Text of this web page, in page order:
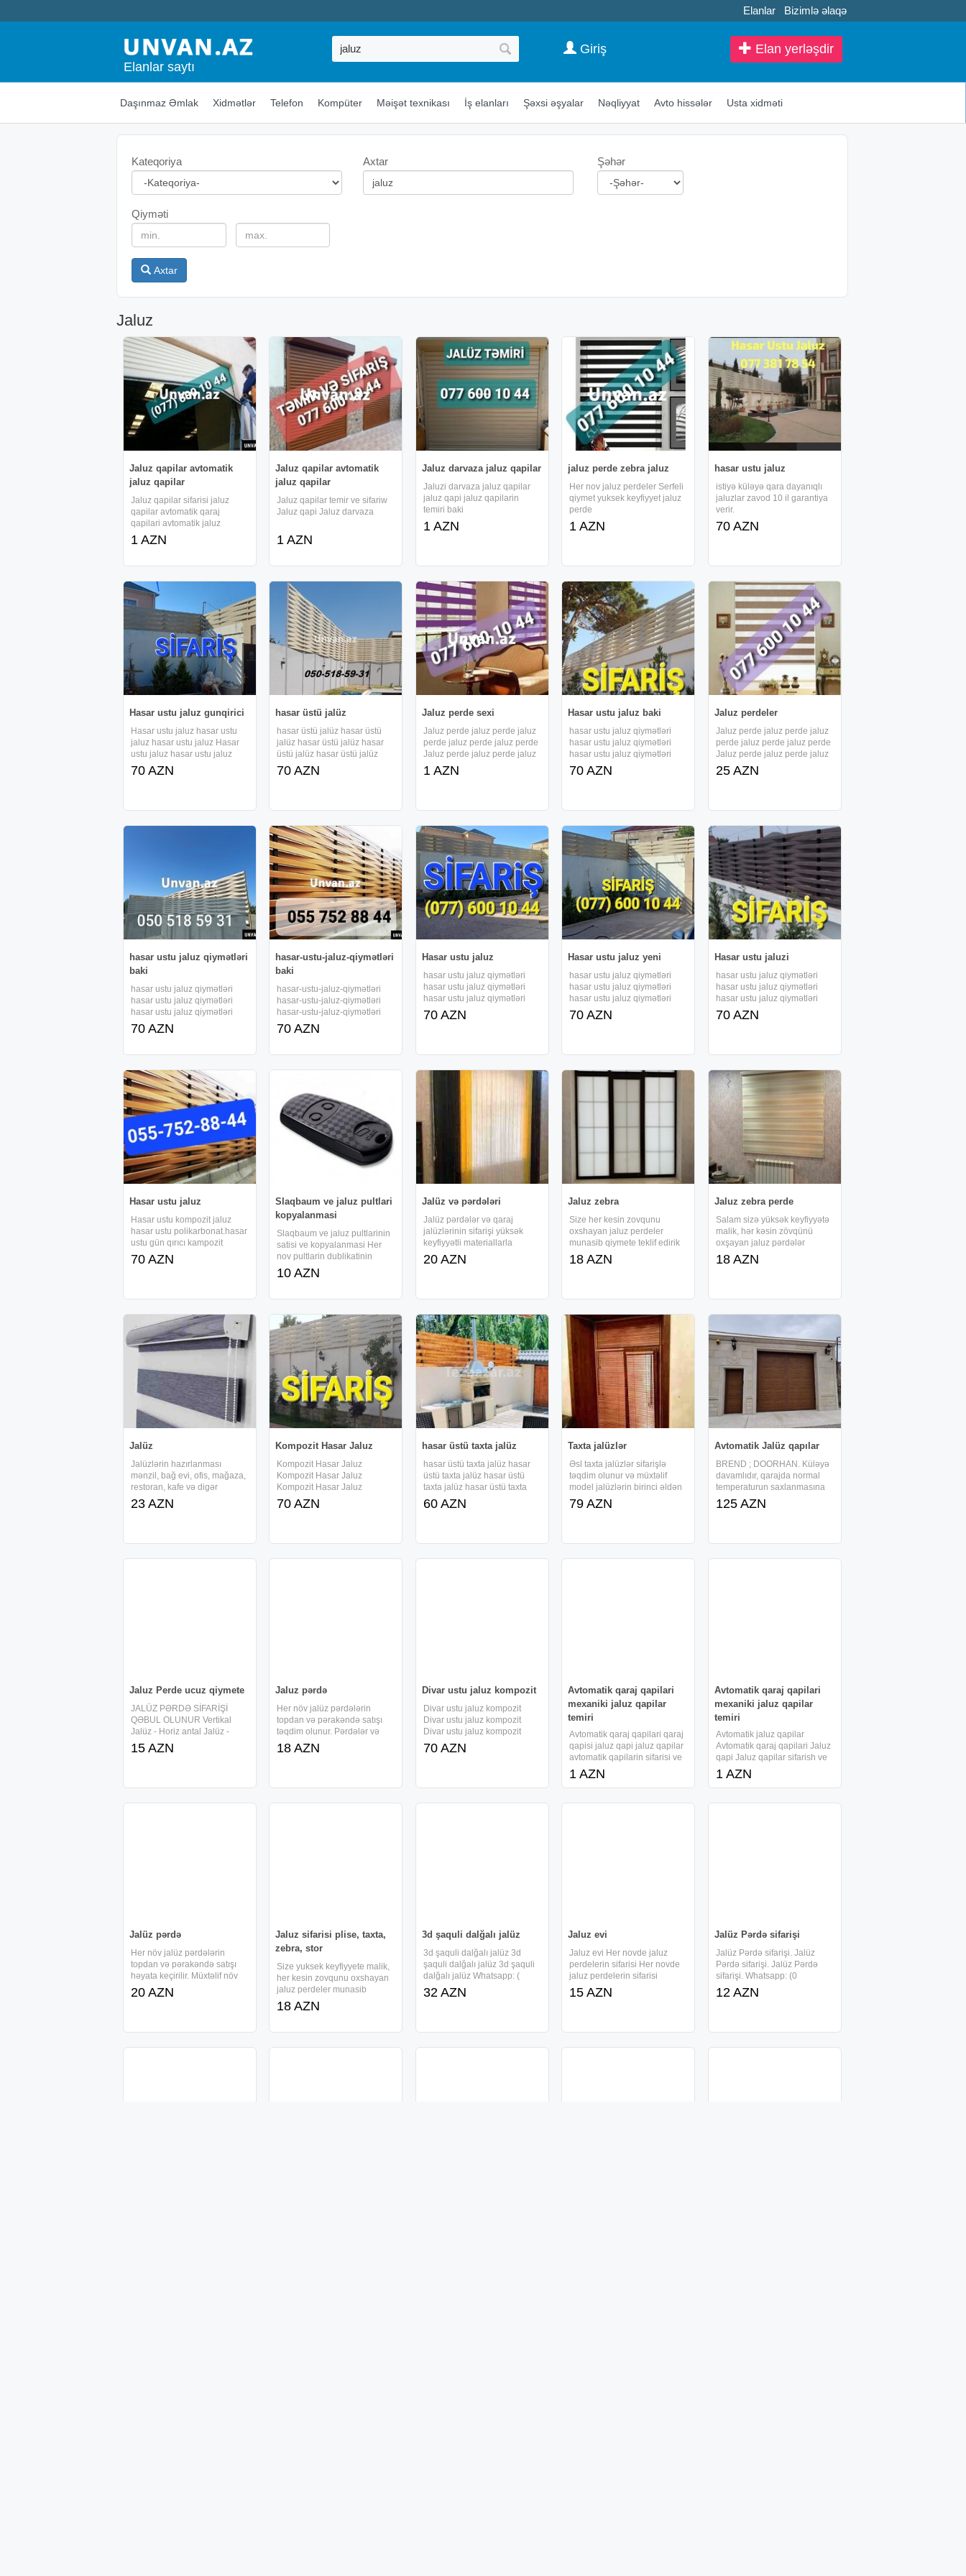
Elanlar Bizimlə əlaqə
Elanlar saytı
Elan yerləşdir
Giriş
Daşınmaz Əmlak Xidmətlər Telefon Kompüter Məişət texnikası İş elanları Şəxsi əşyalar Nəqliyyat Avto hissələr Usta xidməti
Kateqoriya Axtar Şəhər
Qiyməti
Axtar
Jaluz
Jaluz qapilar avtomatik
jaluz qapilar
Jaluz qapilar sifarisi jaluz
qapilar avtomatik qaraj
qapilari avtomatik jaluz
qapilar
1 AZN
Jaluz qapilar avtomatik
jaluz qapilar
Jaluz qapilar temir ve sifariw
Jaluz qapi Jaluz darvaza
1 AZN
Jaluz darvaza jaluz qapilar
Jaluzi darvaza jaluz qapilar
jaluz qapi jaluz qapilarin
temiri baki
1 AZN
jaluz perde zebra jaluz
Her nov jaluz perdeler Serfeli
qiymet yuksek keyfiyyet jaluz
perde
1 AZN
hasar ustu jaluz
istiyə küləyə qara dayanıqlı
jaluzlar zavod 10 il garantiya
verir.
70 AZN
Hasar ustu jaluz gunqirici
Hasar ustu jaluz hasar ustu
jaluz hasar ustu jaluz Hasar
ustu jaluz hasar ustu jaluz
hasar ustu jaluz Hasar ustu
jaluz hasar ustu jaluz hasar
jaluz Hasar ustu
70 AZN
hasar üstü jalüz
hasar üstü jalüz hasar üstü
jalüz hasar üstü jalüz hasar
üstü jalüz hasar üstü jalüz
hasar üstü jalüz hasar üstü
jalüz hasar üstü jalüz hasar
jalüz hasar üstü
70 AZN
Jaluz perde sexi
Jaluz perde jaluz perde jaluz
perde jaluz perde jaluz perde
Jaluz perde jaluz perde jaluz
perde jaluz perde jaluz perde
Jaluz perde jaluz perde jaluz
zebra
1 AZN
Hasar ustu jaluz baki
hasar ustu jaluz qiymətləri
hasar ustu jaluz qiymətləri
hasar ustu jaluz qiymətləri
hasar ustu jaluz qiymətləri
hasar ustu jaluz qiymətləri
qiymətləri hasar ustu
70 AZN
Jaluz perdeler
Jaluz perde jaluz perde jaluz
perde jaluz perde jaluz perde
Jaluz perde jaluz perde jaluz
perde jaluz perde jaluz perde
Jaluz perde jaluz perde jaluz
zebra
25 AZN
hasar ustu jaluz qiymətləri
baki
hasar ustu jaluz qiymətləri
hasar ustu jaluz qiymətləri
hasar ustu jaluz qiymətləri
hasar ustu jaluz qiymətləri
hasar ustu jaluz qiymətləri
qiymətləri hasar ustu
70 AZN
hasar-ustu-jaluz-qiymətləri
baki
hasar-ustu-jaluz-qiymətləri
hasar-ustu-jaluz-qiymətləri
hasar-ustu-jaluz-qiymətləri
hasar-ustu-jaluz-qiymətləri
hasar-ustu-jaluz-qiymətləri
kompozit jaluz hasar ustu
70 AZN
Hasar ustu jaluz
hasar ustu jaluz qiymətləri
hasar ustu jaluz qiymətləri
hasar ustu jaluz qiymətləri
hasar ustu jaluz qiymətləri
hasar ustu jaluz qiymətləri
qiymətləri hasar ustu
70 AZN
Hasar ustu jaluz yeni
hasar ustu jaluz qiymətləri
hasar ustu jaluz qiymətləri
hasar ustu jaluz qiymətləri
hasar ustu jaluz qiymətləri
hasar ustu jaluz qiymətləri
qiymətləri hasar ustu
70 AZN
Hasar ustu jaluzi
hasar ustu jaluz qiymətləri
hasar ustu jaluz qiymətləri
hasar ustu jaluz qiymətləri
hasar ustu jaluz qiymətləri
hasar ustu jaluz qiymətləri
qiymətləri hasar ustu
70 AZN
Hasar ustu jaluz
Hasar ustu kompozit jaluz
hasar ustu polikarbonat.hasar
ustu gün qırıcı kampozit
hasarlar hasar ustu jaluz
qiymətləri hasar ustu jaluz
kompozit jaluz hasar ustu
70 AZN
Slaqbaum ve jaluz pultlari
kopyalanmasi
Slaqbaum ve jaluz pultlarinin
satisi ve kopyalanmasi Her
nov pultlarin dublikatinin
cixardilmasi Etrafli melumat
ucun zenq edin whatsapp
slaqbaum pultu, jaluz pultu,
10 AZN
Jalüz və pərdələri
Jalüz pərdələr və qaraj
jalüzlərinin sifarişi yüksək
keyfiyyətli materiallarla
həyata keçirilir. Müxtəlif növ
jalüz və pərdə modelləri
xidməti təmin edilir.
20 AZN
Jaluz zebra
Size her kesin zovqunu
oxshayan jaluz perdeler
munasib qiymete teklif edirik
Zebra jaluz Dikey jaluz Ikili
jaluz Plise jaluz Vertikal jaluz
Rayonlardan sifarish
18 AZN
Jaluz zebra perde
Salam sizə yüksək keyfiyyətə
malik, hər kəsin zövqünü
oxşayan jaluz pərdələr
münaib qiymətə təklif edirik.
Kafe, restoran, ofis, məktəb,
Plisə
18 AZN
Jalüz
Jalüzlərin hazırlanması
mənzil, bağ evi, ofis, mağaza,
restoran, kafe və digər
obyektlər üçün həyata
keçirilir. Zebra jalüz, rulon
müxtəlif modellər təqdim
23 AZN
Kompozit Hasar Jaluz
Kompozit Hasar Jaluz
Kompozit Hasar Jaluz
Kompozit Hasar Jaluz
Kompozit Hasar Jaluz
Kompozit Hasar Jaluz
70 AZN
hasar üstü taxta jalüz
hasar üstü taxta jalüz hasar
üstü taxta jalüz hasar üstü
taxta jalüz hasar üstü taxta
jalüz hasar üstü taxta jalüz
hasar üstü taxta jalüz
60 AZN
Taxta jalüzlər
Əsl taxta jalüzlər sifarişlə
təqdim olunur və müxtəlif
model jalüzlərin birinci əldən
satışı həyata keçirilir. Hər növ
jalüzlərin münasib qiymətlə
79 AZN
Avtomatik Jalüz qapılar
BREND ; DOORHAN. Küləyə
davamlıdır, qarajda normal
temperaturun saxlanmasına
kömək edir. Hər zövqə uyğun
dizayn mümkündür. Seksional
quraşdırılması Ehtiyyat
125 AZN
Jaluz Perde ucuz qiymete
JALÜZ PƏRDƏ SİFARİŞİ
QƏBUL OLUNUR Vertikal
Jalüz - Horiz antal Jalüz -
Zebra Jalüz - Taxta Jalüz
Dizayn işləri pulsuz görülür. 1
15 AZN
Jaluz pərdə
Her növ jalüz pərdələrin
topdan və pərakəndə satışı
təqdim olunur. Pərdələr və
jalüzlər kateqoriyasında yeni
məhsullar mövcuddur və
jalüz seçimləri ilə
18 AZN
Divar ustu jaluz kompozit
Divar ustu jaluz kompozit
Divar ustu jaluz kompozit
Divar ustu jaluz kompozit
Divar ustu jaluz kompozit
70 AZN
Avtomatik qaraj qapilari
mexaniki jaluz qapilar
temiri
Avtomatik qaraj qapilari qaraj
qapisi jaluz qapi jaluz qapilar
avtomatik qapilarin sifarisi ve
temiri Jaluz qapilar avtomatik
jaluz qapilar
1 AZN
Avtomatik qaraj qapilari
mexaniki jaluz qapilar
temiri
Avtomatik jaluz qapilar
Avtomatik qaraj qapilari Jaluz
qapi Jaluz qapilar sifarish ve
temir Avtomatik jaluz qapilar
1 AZN
Jalüz pərdə
Her növ jalüz pərdələrin
topdan və pərakəndə satışı
həyata keçirilir. Müxtəlif növ
jalüzlər yeni vəziyyətdə
təqdim olunur və çatdırılma
seçimlər fərqli məkanlar üçün
20 AZN
Jaluz sifarisi plise, taxta,
zebra, stor
Size yuksek keyfiyyete malik,
her kesin zovqunu oxshayan
jaluz perdeler munasib
qiymete teklif edirik.
Gorduyumuz ishin
olunur.
18 AZN
3d şaquli dalğalı jalüz
3d şaquli dalğalı jalüz 3d
şaquli dalğalı jalüz 3d şaquli
dalğalı jalüz Whatsapp: (
32 AZN
Jaluz evi
Jaluz evi Her novde jaluz
perdelerin sifarisi Her novde
jaluz perdelerin sifarisi
15 AZN
Jalüz Pərdə sifarişi
Jalüz Pərdə sifarişi. Jalüz
Pərdə sifarişi. Jalüz Pərdə
sifarişi. Whatsapp: (0
12 AZN